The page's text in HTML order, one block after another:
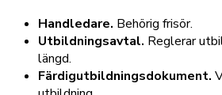
Handledare. Behörig frisör.
Utbildningsavtal. Reglerar
längd.
Färdigutbildningsdokument.